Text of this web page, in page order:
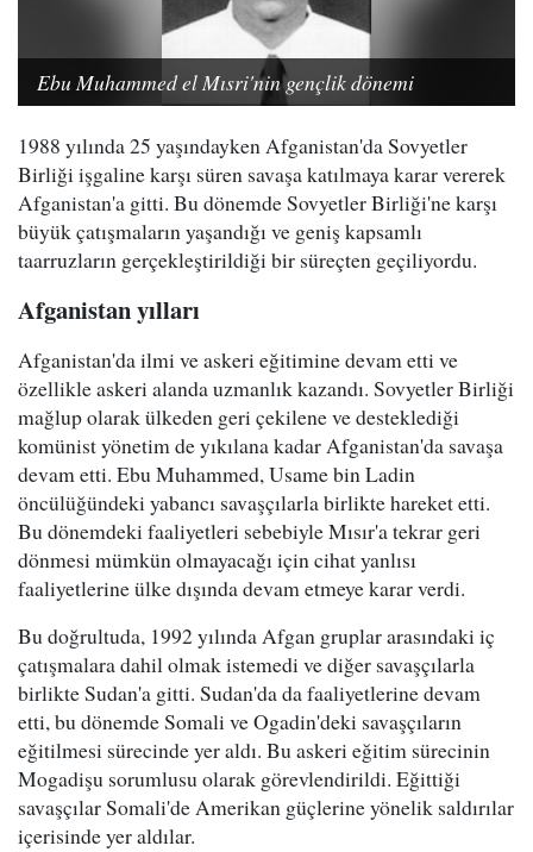
Ebu Muhammed el Mısri'nin gençlik dönemi
1988 yılında 25 yaşındayken Afganistan'da Sovyetler
Birliği işgaline karşı süren savaşa katılmaya karar vererek
Afganistan'a gitti. Bu dönemde Sovyetler Birliği'ne karşı
büyük çatışmaların yaşandığı ve geniş kapsamlı
taarruzların gerçekleştirildiği bir süreçten geçiliyordu.
Afganistan yılları
Afganistan'da ilmi ve askeri eğitimine devam etti ve
özellikle askeri alanda uzmanlık kazandı. Sovyetler Birliği
mağlup olarak ülkeden geri çekilene ve desteklediği
komünist yönetim de yıkılana kadar Afganistan'da savaşa
devam etti. Ebu Muhammed, Usame bin Ladin
öncülüğündeki yabancı savaşçılarla birlikte hareket etti.
Bu dönemdeki faaliyetleri sebebiyle Mısır'a tekrar geri
dönmesi mümkün olmayacağı için cihat yanlısı
faaliyetlerine ülke dışında devam etmeye karar verdi.
Bu doğrultuda, 1992 yılında Afgan gruplar arasındaki iç
çatışmalara dahil olmak istemedi ve diğer savaşçılarla
birlikte Sudan'a gitti. Sudan'da da faaliyetlerine devam
etti, bu dönemde Somali ve Ogadin'deki savaşçıların
eğitilmesi sürecinde yer aldı. Bu askeri eğitim sürecinin
Mogadişu sorumlusu olarak görevlendirildi. Eğittiği
savaşçılar Somali'de Amerikan güçlerine yönelik saldırılar
içerisinde yer aldılar.